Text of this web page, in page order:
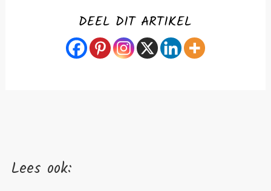
DEEL DIT ARTIKEL
Lees ook: